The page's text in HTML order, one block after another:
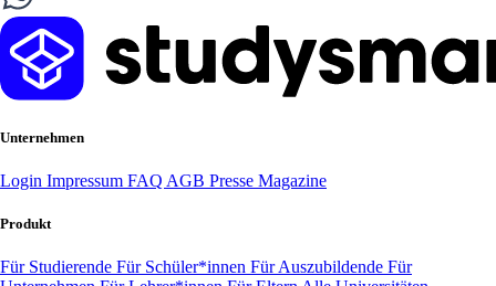
Unternehmen
Login Impressum FAQ AGB Presse Magazine
Produkt
Für Studierende Für Schüler*innen Für Auszubildende Für